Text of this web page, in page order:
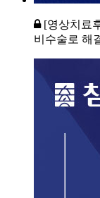
[영상치료
비수술로 해